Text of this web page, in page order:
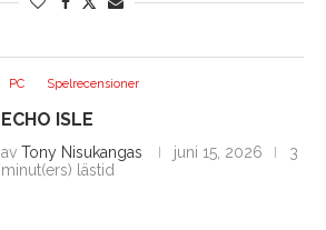
PC Spelrecensioner
ECHO ISLE
av Tony Nisukangas juni 15, 2026
3
minut(ers) lästid